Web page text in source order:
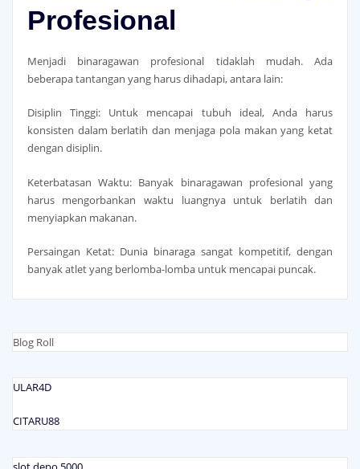
Profesional
Menjadi binaragawan profesional tidaklah mudah. Ada
beberapa tantangan yang harus dihadapi, antara lain:
Disiplin Tinggi: Untuk mencapai tubuh ideal, Anda harus
konsisten dalam berlatih dan menjaga pola makan yang ketat
dengan disiplin.
Keterbatasan Waktu: Banyak binaragawan profesional yang
harus mengorbankan waktu luangnya untuk berlatih dan
menyiapkan makanan.
Persaingan Ketat: Dunia binaraga sangat kompetitif, dengan
banyak atlet yang berlomba-lomba untuk mencapai puncak.
Blog Roll
ULAR4D
CITARU88